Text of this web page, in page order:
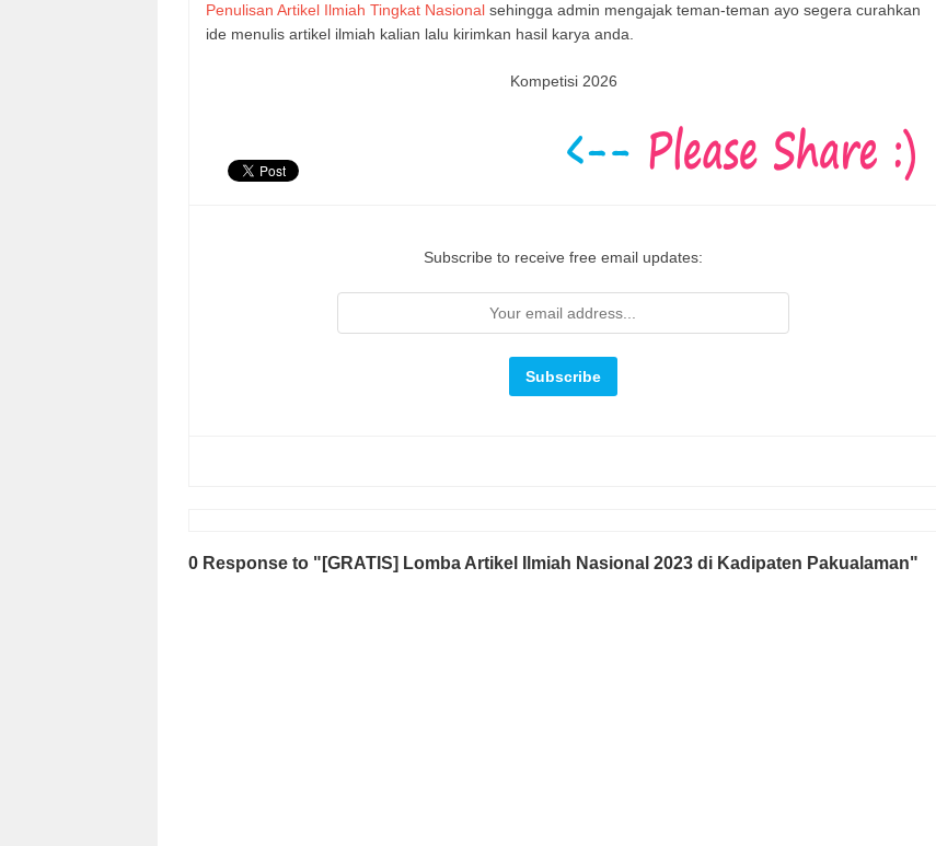
Penulisan Artikel Ilmiah Tingkat Nasional sehingga admin mengajak teman-teman ayo segera curahkan
ide menulis artikel ilmiah kalian lalu kirimkan hasil karya anda.
Kompetisi 2026
Subscribe to receive free email updates:
0 Response to "[GRATIS] Lomba Artikel Ilmiah Nasional 2023 di Kadipaten Pakualaman"